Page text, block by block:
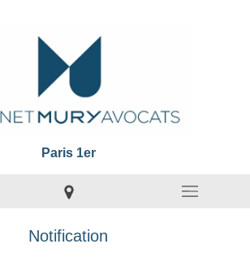
Paris 1er
Notification